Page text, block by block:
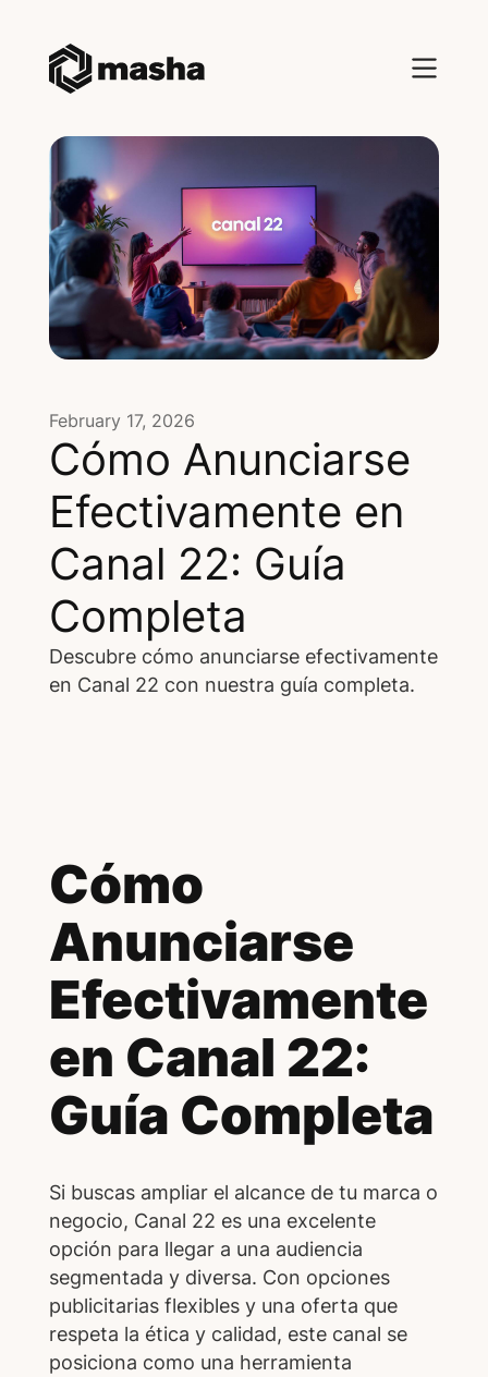
February 17, 2026
Cómo Anunciarse
Efectivamente en
Canal 22: Guía
Completa
Descubre cómo anunciarse efectivamente
en Canal 22 con nuestra guía completa.
Cómo
Anunciarse
Efectivamente
en Canal 22:
Guía Completa
Si buscas ampliar el alcance de tu marca o
negocio, Canal 22 es una excelente
opción para llegar a una audiencia
segmentada y diversa. Con opciones
publicitarias flexibles y una oferta que
respeta la ética y calidad, este canal se
posiciona como una herramienta